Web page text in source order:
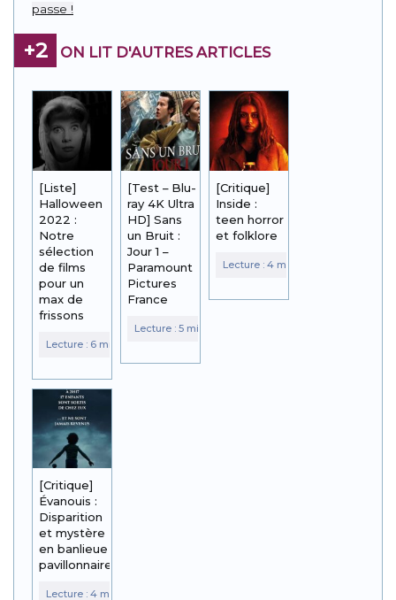
passe !
+2 ON LIT D'AUTRES ARTICLES
[Liste]
Halloween
2022 :
Notre
sélection
de films
pour un
max de
frissons
[Test – Blu-
ray 4K Ultra
HD] Sans
un Bruit :
Jour 1 –
Paramount
Pictures
France
[Critique]
Inside :
teen horror
et folklore
[Critique]
Évanouis :
Disparition
et mystère
en banlieue
pavillonnaire